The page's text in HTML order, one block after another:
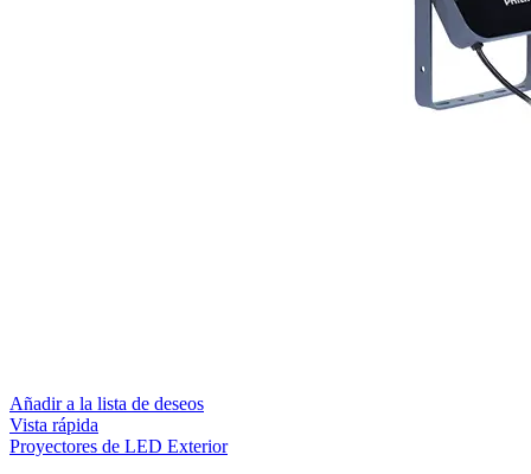
Añadir a la lista de deseos
Vista rápida
Proyectores de LED Exterior